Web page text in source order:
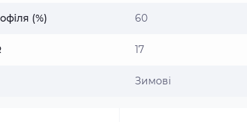
(%) 60
17
Зимові